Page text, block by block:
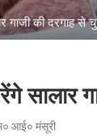
गाजी की दरगाह से
सालार
आई० मंसूरी